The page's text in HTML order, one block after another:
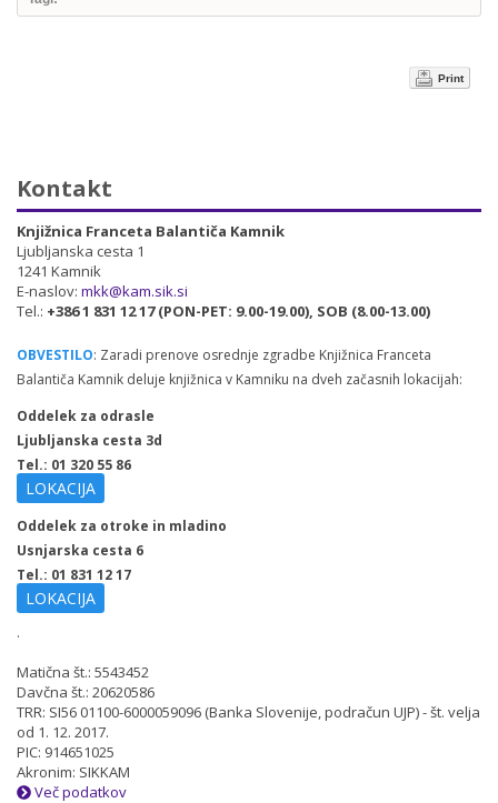
Print
Kontakt
Knjižnica Franceta Balantiča Kamnik
Ljubljanska cesta 1
1241 Kamnik
E-naslov: mkk@kam.sik.si
Tel.: +386 1 831 12 17 (PON-PET: 9.00-19.00), SOB (8.00-13.00)
OBVESTILO: Zaradi prenove osrednje zgradbe Knjižnica Franceta
Balantiča Kamnik deluje knjižnica v Kamniku na dveh začasnih lokacijah:
Oddelek za odrasle
Ljubljanska cesta 3d
Tel.: 01 320 55 86
LOKACIJA
Oddelek za otroke in mladino
Usnjarska cesta 6
Tel.: 01 831 12 17
LOKACIJA
.
Matična št.: 5543452
Davčna št.: 20620586
TRR: SI56 01100-6000059096 (Banka Slovenije, podračun UJP) - št. velja
od 1. 12. 2017.
PIC: 914651025
Akronim: SIKKAM
Več podatkov